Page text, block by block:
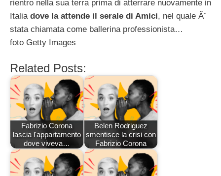
rientro nella sua terra prima di atterrare nuovamente in
Italia dove la attende il serale di Amici, nel quale Ã¨
stata chiamata come ballerina professionista…
foto Getty Images
Related Posts:
Fabrizio Corona
lascia l'appartamento
dove viveva…
Belen Rodriguez
smentisce la crisi con
Fabrizio Corona